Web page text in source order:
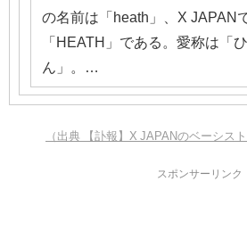
の名前は「heath」、X JAPAN
「HEATH」である。愛称は「
ん」。…
（出典 【訃報】X JAPANのベーシス
スポンサーリンク